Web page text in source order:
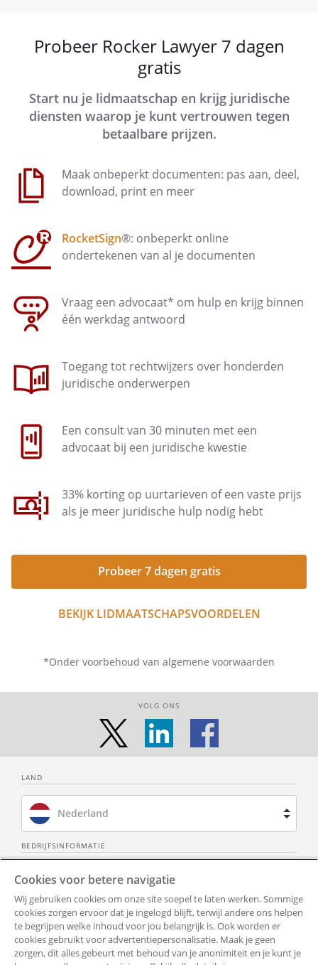
Probeer Rocker Lawyer 7 dagen
gratis
Start nu je lidmaatschap en krijg juridische
diensten waarop je kunt vertrouwen tegen
betaalbare prijzen.
Maak onbeperkt documenten: pas aan, deel,
download, print en meer
RocketSign®: onbeperkt online
ondertekenen van al je documenten
Vraag een advocaat* om hulp en krijg binnen
één werkdag antwoord
Toegang tot rechtwijzers over honderden
juridische onderwerpen
Een consult van 30 minuten met een
advocaat bij een juridische kwestie
33% korting op uurtarieven of een vaste prijs
als je meer juridische hulp nodig hebt
Probeer 7 dagen gratis
BEKIJK LIDMAATSCHAPSVOORDELEN
*Onder voorbehoud van algemene voorwaarden
VOLG ONS
LAND
Nederland
Brazilië
Spanje
Frankrijk
Verenigd Koninkrijk
BEDRIJFSINFORMATIE
Privacy Policy
Gebruiksvoorwaarden
Alle documenten
Toegankelijkheid
Cookies voor betere navigatie
Wij gebruiken cookies om onze site soepel te laten werken. Sommige
cookies zorgen ervoor dat je ingelogd blijft, terwijl andere ons helpen
te begrijpen welke inhoud voor jou belangrijk is. Ook worden er
cookies gebruikt voor advertentiepersonalisatie. Maak je geen
zorgen, dit alles gebeurt met behoud van je anonimiteit en je kunt je